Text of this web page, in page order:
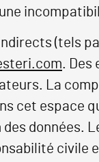
(tels
. Des
La
cet espace
données.
civile